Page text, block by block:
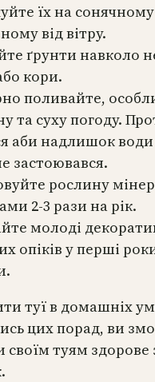
їх на сонячному
від вітру.
ґрунти навколо
кори.
поливайте,
та суху погоду.
аби надлишок води
застоювався.
рослину
2-3 рази на рік.
молоді
опіків у перші
туї в домашніх
цих порад, ви
своїм туям здорове